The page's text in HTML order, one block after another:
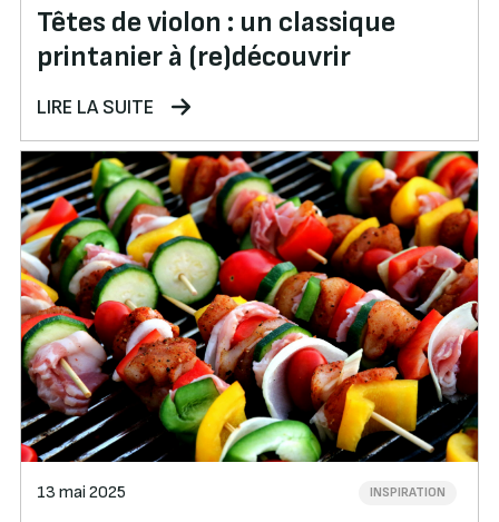
Têtes de violon : un classique
printanier à (re)découvrir
LIRE LA SUITE
13 mai 2025 INSPIRATION